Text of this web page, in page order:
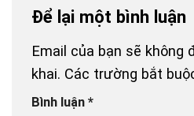
Để lại một bình luận
Email của bạn sẽ không
khai. Các trường bắt
Bình luận *